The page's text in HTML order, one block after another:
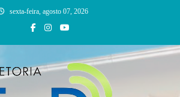
sexta-feira, agosto 07, 2026